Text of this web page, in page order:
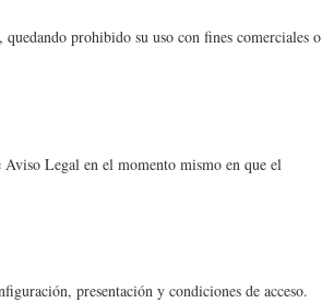
prohibido su uso con fines comerciales o
Legal en el momento mismo en que el
presentación y condiciones de acceso.